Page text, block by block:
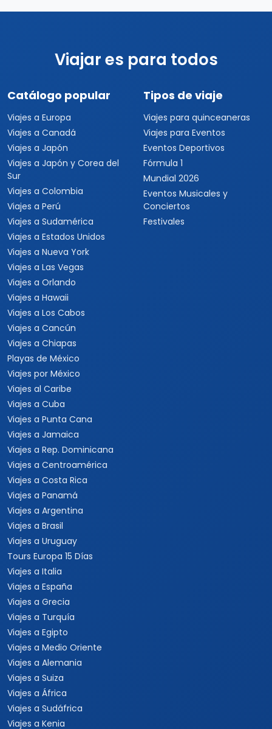
Viajar es para todos
Catálogo popular
Viajes a Europa
Viajes a Canadá
Viajes a Japón
Viajes a Japón y Corea del
Sur
Viajes a Colombia
Viajes a Perú
Viajes a Sudamérica
Viajes a Estados Unidos
Viajes a Nueva York
Viajes a Las Vegas
Viajes a Orlando
Viajes a Hawaii
Viajes a Los Cabos
Viajes a Cancún
Viajes a Chiapas
Playas de México
Viajes por México
Viajes al Caribe
Viajes a Cuba
Viajes a Punta Cana
Viajes a Jamaica
Viajes a Rep. Dominicana
Viajes a Centroamérica
Viajes a Costa Rica
Viajes a Panamá
Viajes a Argentina
Viajes a Brasil
Viajes a Uruguay
Tours Europa 15 Días
Viajes a Italia
Viajes a España
Viajes a Grecia
Viajes a Turquía
Viajes a Egipto
Viajes a Medio Oriente
Viajes a Alemania
Viajes a Suiza
Viajes a África
Viajes a Sudáfrica
Viajes a Kenia
Tipos de viaje
Viajes para quinceaneras
Viajes para Eventos
Eventos Deportivos
Fórmula 1
Mundial 2026
Eventos Musicales y
Conciertos
Festivales